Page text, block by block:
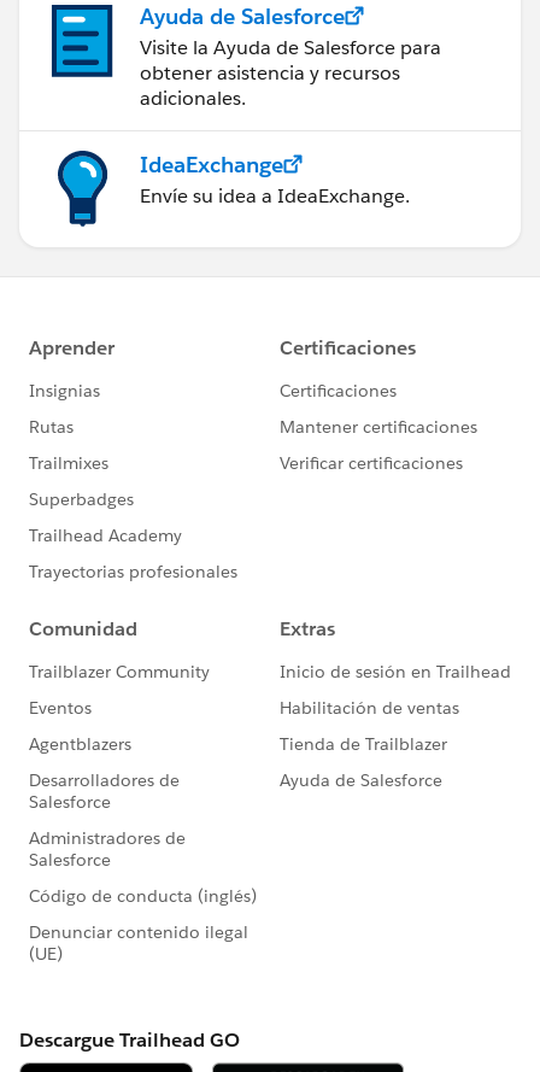
Ayuda de Salesforce
Visite la Ayuda de Salesforce para
obtener asistencia y recursos
adicionales.
IdeaExchange
Envíe su idea a IdeaExchange.